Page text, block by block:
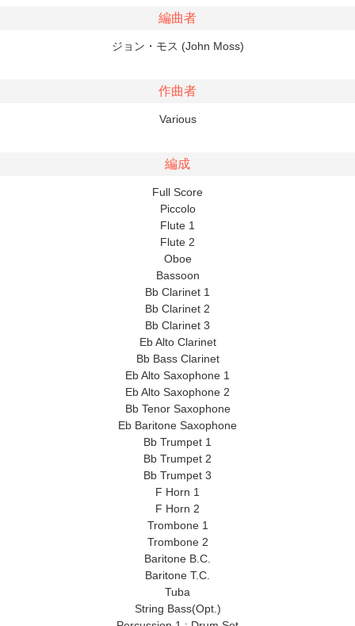
編曲者
ジョン・モス (John Moss)
作曲者
Various
編成
Full Score
Piccolo
Flute 1
Flute 2
Oboe
Bassoon
Bb Clarinet 1
Bb Clarinet 2
Bb Clarinet 3
Eb Alto Clarinet
Bb Bass Clarinet
Eb Alto Saxophone 1
Eb Alto Saxophone 2
Bb Tenor Saxophone
Eb Baritone Saxophone
Bb Trumpet 1
Bb Trumpet 2
Bb Trumpet 3
F Horn 1
F Horn 2
Trombone 1
Trombone 2
Baritone B.C.
Baritone T.C.
Tuba
String Bass(Opt.)